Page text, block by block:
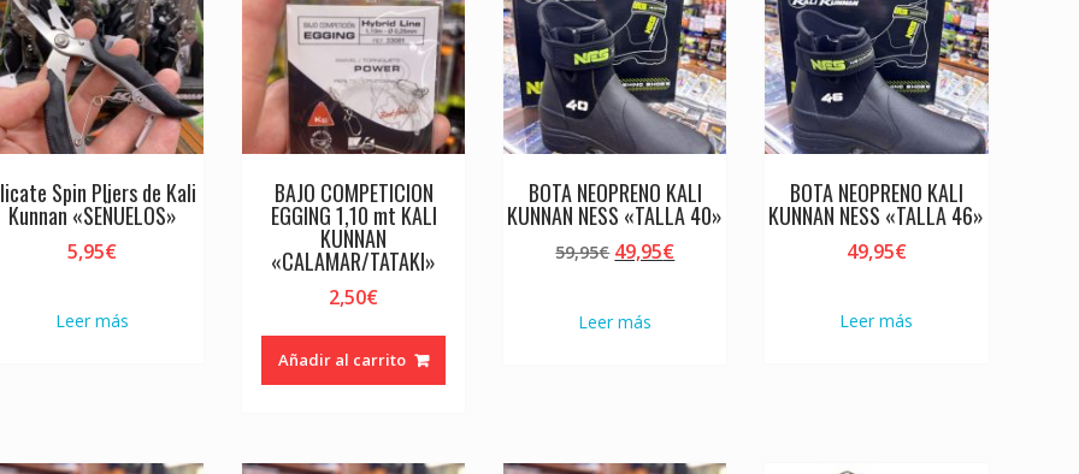
Spin Pliers de Kali
Kunnan «SEÑUELOS»
5,95€
Leer más
BAJO COMPETICION
EGGING 1,10 mt KALI
KUNNAN
«CALAMAR/TATAKI»
2,50€
Añadir al carrito
BOTA NEOPRENO KALI
KUNNAN NESS «TALLA 40»
59,95€ El
era:
49,95€El
Leer más
BOTA NEOPRENO KALI
KUNNAN NESS «TALLA 46»
49,95€
Leer más